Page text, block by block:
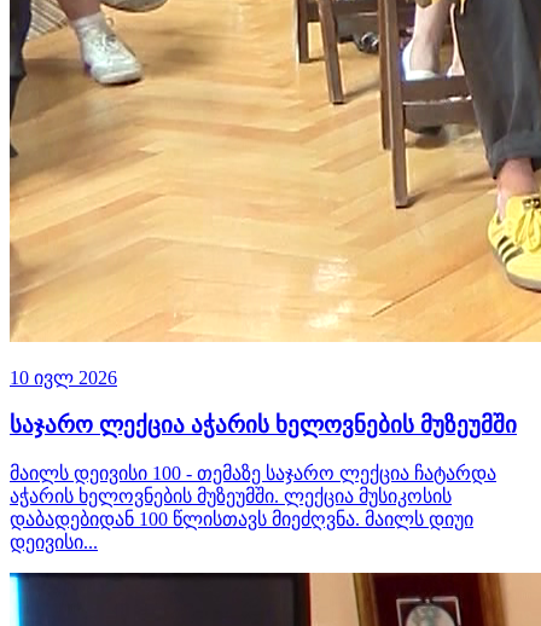
10 ივლ 2026
საჯარო ლექცია აჭარის ხელოვნების მუზეუმში
მაილს დეივისი 100 - თემაზე საჯარო ლექცია ჩატარდა
აჭარის ხელოვნების მუზეუმში. ლექცია მუსიკოსის
დაბადებიდან 100 წლისთავს მიეძღვნა. მაილს დიუი
დეივისი...